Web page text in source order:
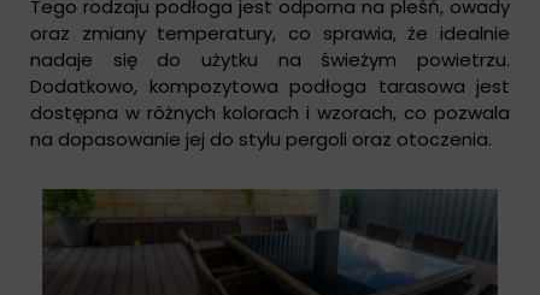
Tego rodzaju podłoga jest odporna na pleśń, owady
oraz zmiany temperatury, co sprawia, że idealnie
nadaje się do użytku na świeżym powietrzu.
Dodatkowo, kompozytowa podłoga tarasowa jest
dostępna w różnych kolorach i wzorach, co pozwala
na dopasowanie jej do stylu pergoli oraz otoczenia.